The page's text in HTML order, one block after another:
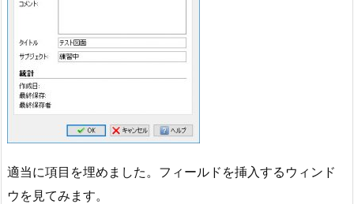
適当に項目を埋めました。フィールドを挿入するウィンド
ウを見てみます。